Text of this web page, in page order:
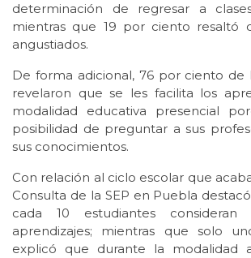
determinación de regresar a
mientras que 19 por ciento resaltó
angustiados.
De forma adicional, 76 por ciento de
revelaron que se les facilita los
modalidad educativa presencial
posibilidad de preguntar a sus
sus conocimientos.
Con relación al ciclo escolar que
Consulta de la SEP en Puebla
cada 10 estudiantes consideran
aprendizajes; mientras que solo
explicó que durante la modalidad